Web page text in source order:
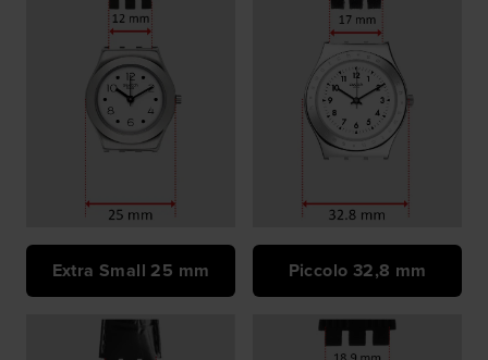
Extra Small 25 mm Piccolo 32,8 mm